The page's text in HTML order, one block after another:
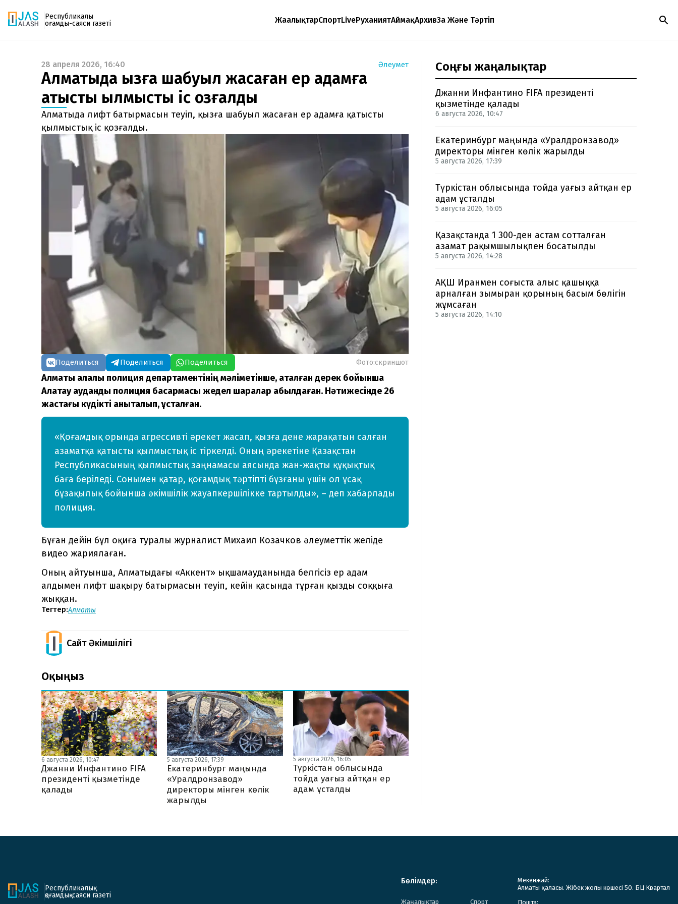
Республикалық
қоғамдық-саяси газеті
ЖаңалықтарСпортLiveРуханиятАймақАрхивЗаң Және Тәртіп
Газетке жазылу
PDF форматтағы газетті ай сайын электронды
поштаңызға алып отырыңыз. Жаңа нөмір
шыққан сәтте сізге бірден жіберіледі. Тек email
енгізіңіз, біз қалғанын өзіміз жібереміз.
28 апреля 2026, 16:40 Әлеумет
Алматыда қызға шабуыл жасаған ер адамға
қатысты қылмыстық іс қозғалды
Алматыда лифт батырмасын теуіп, қызға шабуыл жасаған ер адамға қатысты
қылмыстық іс қозғалды.
Поделиться Поделиться Поделиться Фото:скриншот
Алматы қалалық полиция департаментінің мәліметінше, аталған дерек бойынша
Алатау аудандық полиция басқармасы жедел шаралар қабылдаған. Нәтижесінде 26
жастағы күдікті анықталып, ұсталған.
«Қоғамдық орында агрессивті әрекет жасап, қызға дене жарақатын салған
азаматқа қатысты қылмыстық іс тіркелді. Оның әрекетіне Қазақстан
Республикасының қылмыстық заңнамасы аясында жан-жақты құқықтық
баға беріледі. Сонымен қатар, қоғамдық тәртіпті бұзғаны үшін ол ұсақ
бұзақылық бойынша әкімшілік жауапкершілікке тартылды», – деп хабарлады
полиция.
Бұған дейін бұл оқиға туралы журналист Михаил Козачков әлеуметтік желіде
видео жариялаған.
Оның айтуынша, Алматыдағы «Аккент» ықшамауданында белгісіз ер адам
алдымен лифт шақыру батырмасын теуіп, кейін қасында тұрған қызды соққыға
жыққан.
Тегтер:Алматы
Сайт Әкімшілігі
Оқыңыз
6 августа 2026, 10:47
Джанни Инфантино FIFA
президенті қызметінде
қалады
5 августа 2026, 17:39
Екатеринбург маңында
«Уралдронзавод»
директоры мінген көлік
жарылды
5 августа 2026, 16:05
Түркістан облысында
тойда уағыз айтқан ер
адам ұсталды
Соңғы жаңалықтар
Джанни Инфантино FIFA президенті
қызметінде қалады
6 августа 2026, 10:47
Екатеринбург маңында «Уралдронзавод»
директоры мінген көлік жарылды
5 августа 2026, 17:39
Түркістан облысында тойда уағыз айтқан ер
адам ұсталды
5 августа 2026, 16:05
Қазақстанда 1 300-ден астам сотталған
азамат рақымшылықпен босатылды
5 августа 2026, 14:28
АҚШ Иранмен соғыста алыс қашыққа
арналған зымыран қорының басым бөлігін
жұмсаған
5 августа 2026, 14:10
Республикалық
қоғамдық-саяси газеті
Бөлімдер:
Жаңалықтар Спорт
Мекенжай:
Алматы қаласы. Жібек жолы көшесі 50. БЦ Квартал
Пошта: